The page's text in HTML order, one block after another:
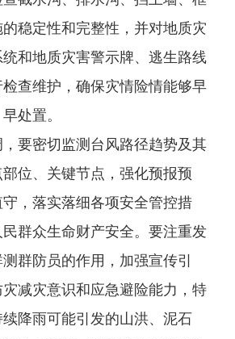
稳定性和完整性，并对地质灾
和地质灾害警示牌、逃生路线
查维护，确保灾情险情能够早
处置。
密切监测台风路径趋势及其
位、关键节点，强化预报预
，落实落细各项安全管控措
群众生命财产安全。要注重发
群防员的作用，加强宣传引
减灾意识和应急避险能力，特
降雨可能引发的山洪、泥石